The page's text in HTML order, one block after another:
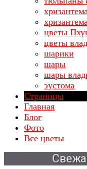
цветы
цветы
шарики
шары
шары
эустома
Страницы
Главная
Блог
Фото
Все цветы